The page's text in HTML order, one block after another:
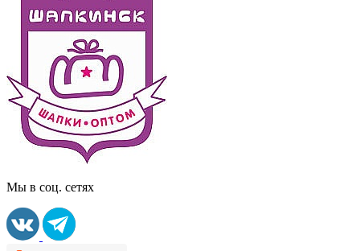
Мы в соц. сетях